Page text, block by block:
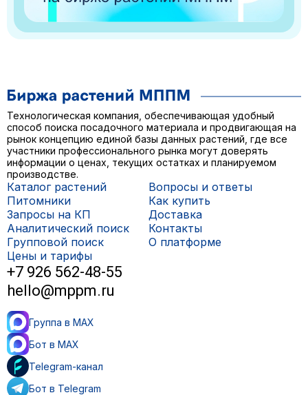
Технологическая компания, обеспечивающая удобный
способ поиска посадочного материала и продвигающая на
рынок концепцию единой базы данных растений, где все
участники профессионального рынка могут доверять
информации о ценах, текущих остатках и планируемом
производстве.
Каталог растений
Питомники
Запросы на КП
Аналитический поиск
Групповой поиск
Цены и тарифы
Вопросы и ответы
Как купить
Доставка
Контакты
О платформе
+7 926 562-48-55
hello@mppm.ru
Группа в MAX
Бот в MAX
Telegram-канал
Бот в Telegram